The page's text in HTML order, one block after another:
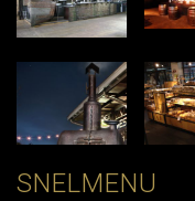
SNELMENU